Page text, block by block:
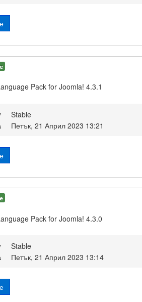
Pack for Joomla! 4.3.1
Stable
Петък, 21 Април 2023 13:21
Pack for Joomla! 4.3.0
Stable
Петък, 21 Април 2023 13:14